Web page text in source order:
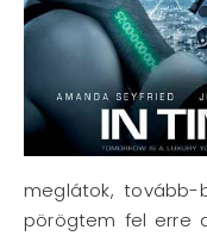
meglátok, tovább-
pörögtem fel erre